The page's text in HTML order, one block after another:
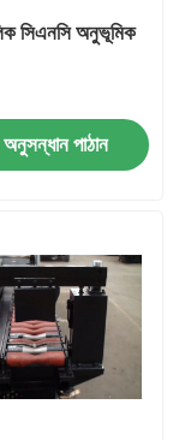
সিএনসি অনুভূমিক
অনুসন্ধান পাঠান